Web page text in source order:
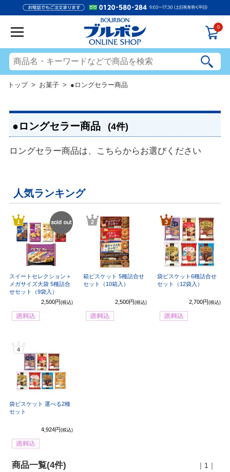
0
トップ> お菓子 > ●ロングセラー商品
●ロングセラー商品 (4件)
ロングセラー商品は、こちらからお選びください
人気ランキング
1 SOLD
スイートセレクション＋
メガサイズ大袋 5種詰合
せセット（9袋入）
2,500円 (税込)
2
箱ビスケット 5種詰合せ
セット（10箱入）
2,500円 (税込)
3
袋ビスケット6種詰合せ
セット（12袋入）
2,700円(税込)
4
袋ビスケット 選べる2種
セット
4,924円 (税込)
商品一覧(4件)
｜1｜